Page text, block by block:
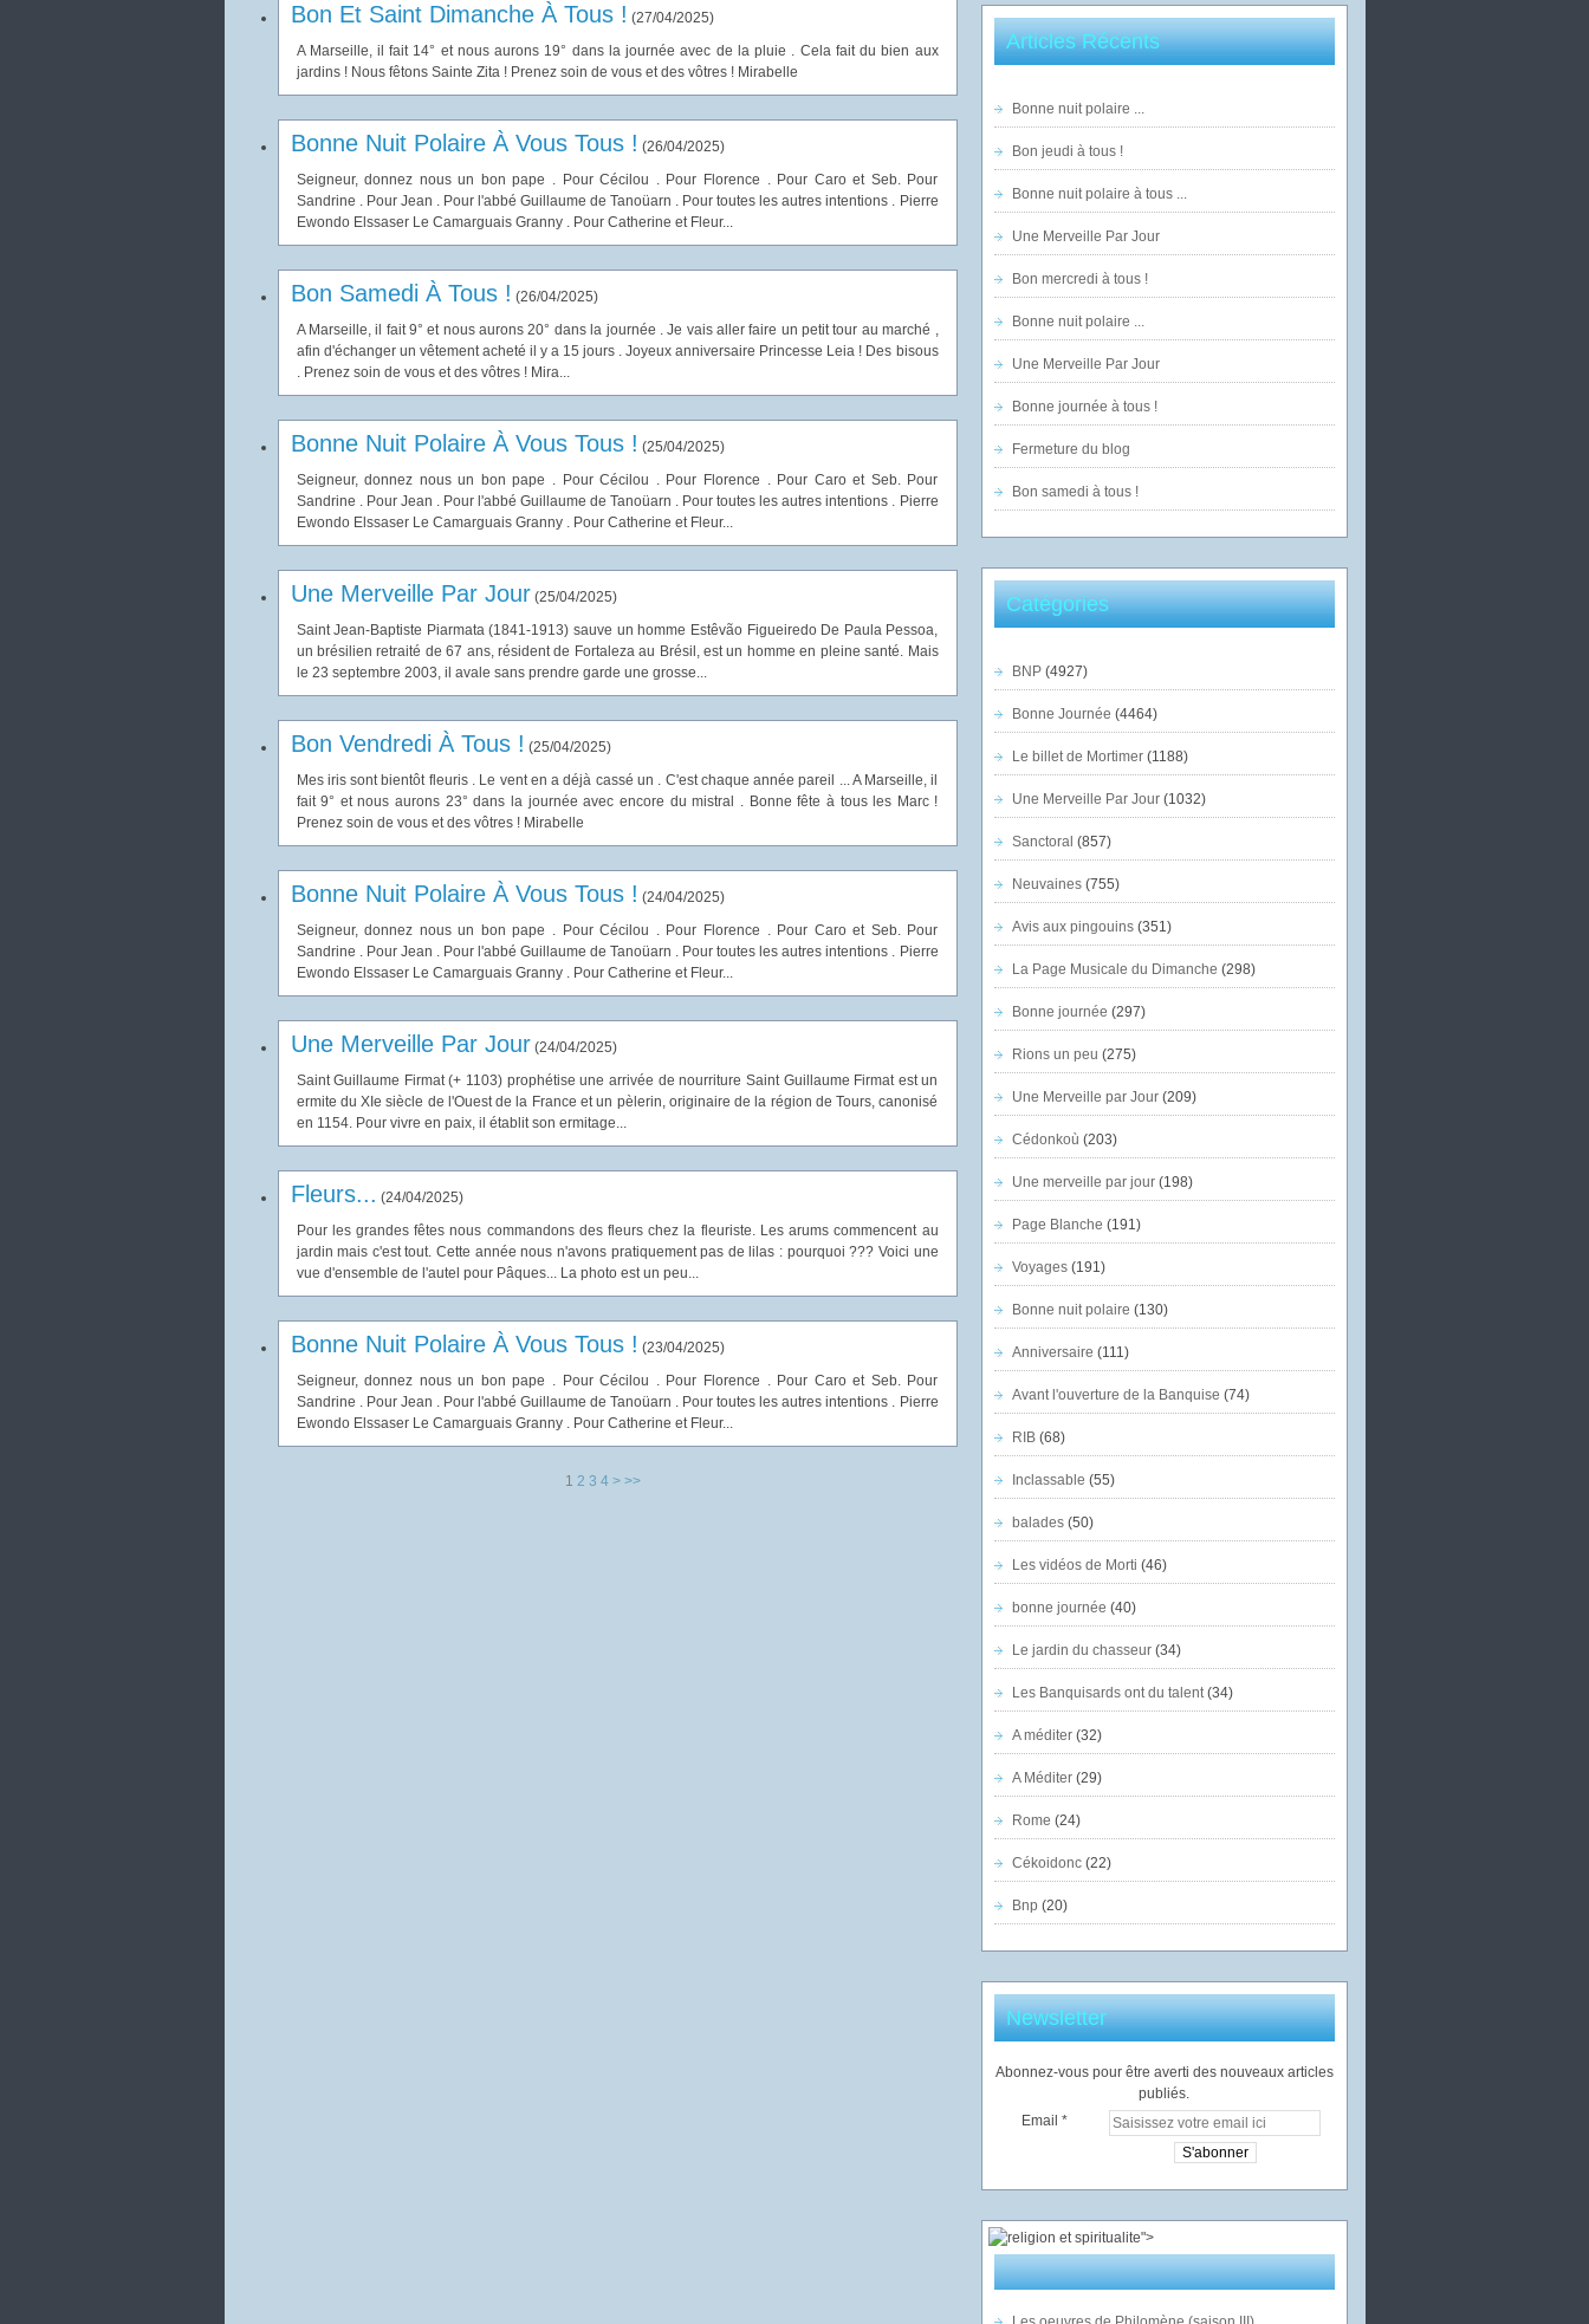
Bon Et Saint Dimanche À Tous ! (27/04/2025)
A Marseille, il fait 14° et nous aurons 19° dans la journée avec de la pluie . Cela fait du bien aux
jardins ! Nous fêtons Sainte Zita ! Prenez soin de vous et des vôtres ! Mirabelle
Bonne Nuit Polaire À Vous Tous ! (26/04/2025)
Seigneur, donnez nous un bon pape . Pour Cécilou . Pour Florence . Pour Caro et Seb. Pour
Sandrine . Pour Jean . Pour l'abbé Guillaume de Tanoüarn . Pour toutes les autres intentions . Pierre
Ewondo Elssaser Le Camarguais Granny . Pour Catherine et Fleur...
Bon Samedi À Tous ! (26/04/2025)
A Marseille, il fait 9° et nous aurons 20° dans la journée . Je vais aller faire un petit tour au marché ,
afin d'échanger un vêtement acheté il y a 15 jours . Joyeux anniversaire Princesse Leia ! Des bisous
. Prenez soin de vous et des vôtres ! Mira...
Bonne Nuit Polaire À Vous Tous ! (25/04/2025)
Seigneur, donnez nous un bon pape . Pour Cécilou . Pour Florence . Pour Caro et Seb. Pour
Sandrine . Pour Jean . Pour l'abbé Guillaume de Tanoüarn . Pour toutes les autres intentions . Pierre
Ewondo Elssaser Le Camarguais Granny . Pour Catherine et Fleur...
Une Merveille Par Jour (25/04/2025)
Saint Jean-Baptiste Piarmata (1841-1913) sauve un homme Estêvão Figueiredo De Paula Pessoa,
un brésilien retraité de 67 ans, résident de Fortaleza au Brésil, est un homme en pleine santé. Mais
le 23 septembre 2003, il avale sans prendre garde une grosse...
Bon Vendredi À Tous ! (25/04/2025)
Mes iris sont bientôt fleuris . Le vent en a déjà cassé un . C'est chaque année pareil ... A Marseille, il
fait 9° et nous aurons 23° dans la journée avec encore du mistral . Bonne fête à tous les Marc !
Prenez soin de vous et des vôtres ! Mirabelle
Bonne Nuit Polaire À Vous Tous ! (24/04/2025)
Seigneur, donnez nous un bon pape . Pour Cécilou . Pour Florence . Pour Caro et Seb. Pour
Sandrine . Pour Jean . Pour l'abbé Guillaume de Tanoüarn . Pour toutes les autres intentions . Pierre
Ewondo Elssaser Le Camarguais Granny . Pour Catherine et Fleur...
Une Merveille Par Jour (24/04/2025)
Saint Guillaume Firmat (+ 1103) prophétise une arrivée de nourriture Saint Guillaume Firmat est un
ermite du XIe siècle de l'Ouest de la France et un pèlerin, originaire de la région de Tours, canonisé
en 1154. Pour vivre en paix, il établit son ermitage...
Fleurs... (24/04/2025)
Pour les grandes fêtes nous commandons des fleurs chez la fleuriste. Les arums commencent au
jardin mais c'est tout. Cette année nous n'avons pratiquement pas de lilas : pourquoi ??? Voici une
vue d'ensemble de l'autel pour Pâques... La photo est un peu...
Bonne Nuit Polaire À Vous Tous ! (23/04/2025)
Seigneur, donnez nous un bon pape . Pour Cécilou . Pour Florence . Pour Caro et Seb. Pour
Sandrine . Pour Jean . Pour l'abbé Guillaume de Tanoüarn . Pour toutes les autres intentions . Pierre
Ewondo Elssaser Le Camarguais Granny . Pour Catherine et Fleur...
1 2 3 4 > >>
Articles Récents
Bonne nuit polaire ...
Bon jeudi à tous !
Bonne nuit polaire à tous ...
Une Merveille Par Jour
Bon mercredi à tous !
Bonne nuit polaire ...
Une Merveille Par Jour
Bonne journée à tous !
Fermeture du blog
Bon samedi à tous !
Catégories
BNP(4927)
Bonne Journée (4464)
Le billet de Mortimer(1188)
Une Merveille Par Jour(1032)
Sanctoral (857)
Neuvaines(755)
Avis aux pingouins(351)
La Page Musicale du Dimanche (298)
Bonne journée (297)
Rions un peu (275)
Une Merveille par Jour(209)
Cédonkoù (203)
Une merveille par jour(198)
Page Blanche (191)
Voyages(191)
Bonne nuit polaire (130)
Anniversaire (111)
Avant l'ouverture de la Banquise (74)
RIB(68)
Inclassable (55)
balades(50)
Les vidéos de Morti (46)
bonne journée (40)
Le jardin du chasseur(34)
Les Banquisards ont du talent(34)
A méditer(32)
A Méditer(29)
Rome (24)
Cékoidonc(22)
Bnp (20)
Newsletter
Abonnez-vous pour être averti des nouveaux articles
publiés.
Email
">